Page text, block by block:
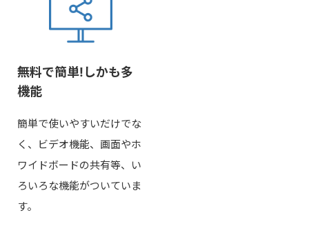
無料で簡単!しかも多
機能
簡単で使いやすいだけでな
く、ビデオ機能、画面やホ
ワイドボードの共有等、い
ろいろな機能がついていま
す。